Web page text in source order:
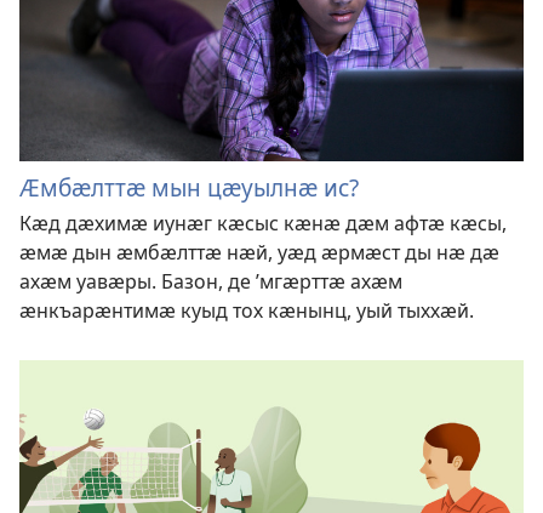
Ӕмбӕлттӕ мын цӕуылнӕ ис?
Кӕд дӕхимӕ иунӕг кӕсыс кӕнӕ дӕм афтӕ кӕсы,
ӕмӕ дын ӕмбӕлттӕ нӕй, уӕд ӕрмӕст ды нӕ дӕ
ахӕм уавӕры. Базон, де ’мгӕрттӕ ахӕм
ӕнкъарӕнтимӕ куыд тох кӕнынц, уый тыххӕй.